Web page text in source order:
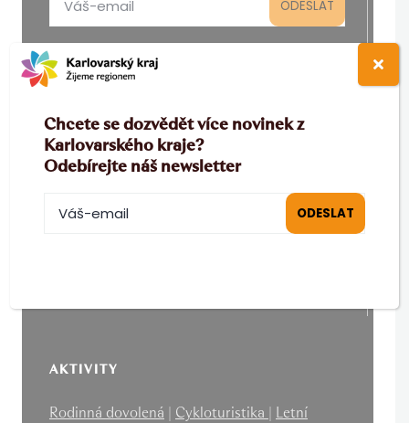
PRO PARTNERY
B2B|MICE|Filmová kancelář
AKTIVITY
Rodinná dovolená Cykloturistika
Letní
Chcete se dozvědět více novinek z
Karlovarského kraje?
Odebírejte náš newsletter